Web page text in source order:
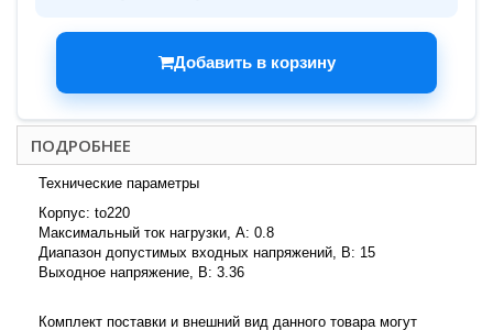
Добавить в корзину
ПОДРОБНЕЕ
Технические параметры
Корпус: to220
Максимальный ток нагрузки, А: 0.8
Диапазон допустимых входных напряжений, В: 15
Выходное напряжение, В: 3.36
Комплект поставки и внешний вид данного товара могут